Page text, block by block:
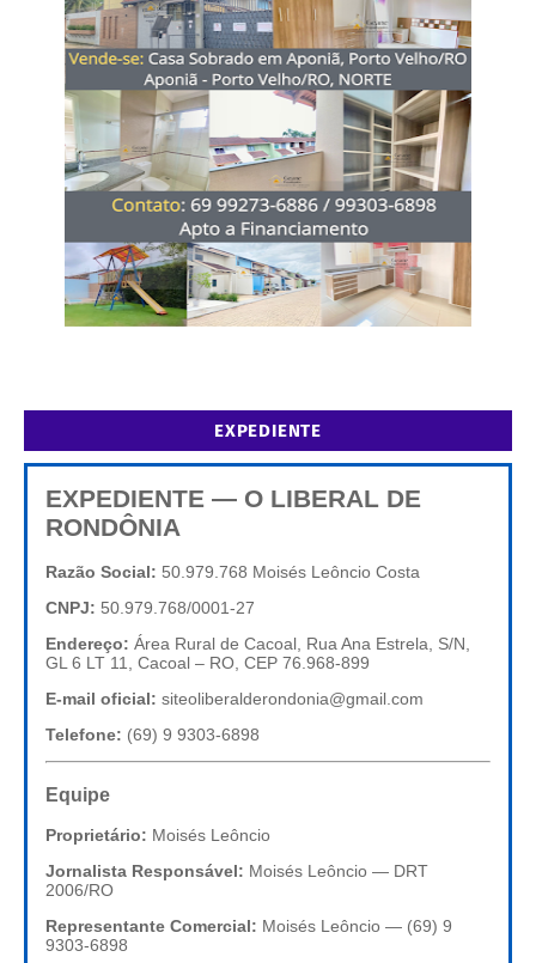
EXPEDIENTE
EXPEDIENTE — O LIBERAL DE
RONDÔNIA
Razão Social: 50.979.768 Moisés Leôncio Costa
CNPJ: 50.979.768/0001-27
Endereço: Área Rural de Cacoal, Rua Ana Estrela, S/N,
GL 6 LT 11, Cacoal – RO, CEP 76.968-899
E-mail oficial: siteoliberalderondonia@gmail.com
Telefone: (69) 9 9303-6898
Equipe
Proprietário: Moisés Leôncio
Jornalista Responsável: Moisés Leôncio — DRT
2006/RO
Representante Comercial: Moisés Leôncio — (69) 9
9303-6898